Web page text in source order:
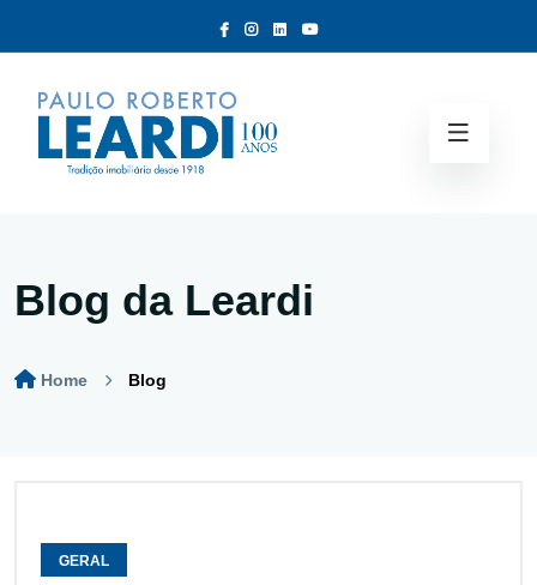
Blog da Leardi
Home Blog
GERAL